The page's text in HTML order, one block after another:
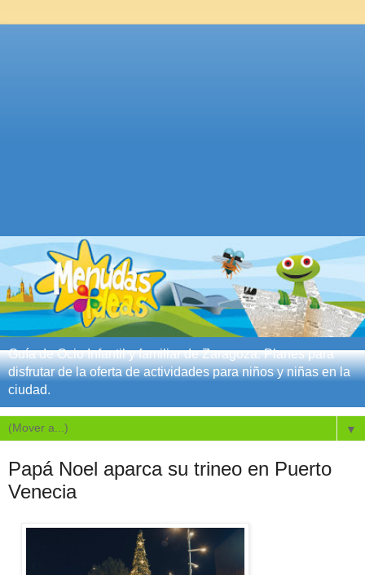
Guía de Ocio Infantil y familiar de Zaragoza. Planes para
disfrutar de la oferta de actividades para niños y niñas en la
ciudad.
▼
Papá Noel aparca su trineo en Puerto
Venecia